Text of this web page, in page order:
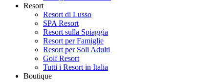
Resort
Resort di Lusso
SPA Resort
Resort sulla Spiaggia
Resort per Famiglie
Resort per Soli Adulti
Golf Resort
Tutti i Resort in Italia
Boutique